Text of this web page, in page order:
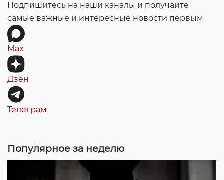
Подпишитесь на наши каналы и получайте
самые важные и интересные новости первым
Max
Дзен
Телеграм
Популярное за неделю